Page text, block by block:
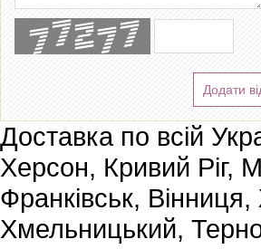
Додати
Доставка по всій
Херсон, Кривий Ріг,
Франківськ,
Хмельницький,